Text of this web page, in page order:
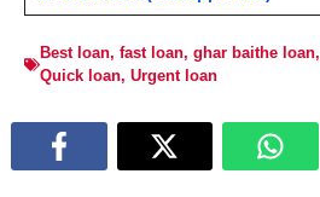
Best loan, fast loan, ghar baithe loan,
Quick loan, Urgent loan